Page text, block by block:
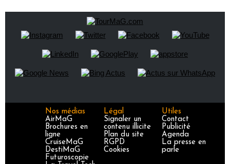
Nos médias
AirMaG
Brochures en
ligne
CruiseMaG
DestiMaG
Futuroscopie
Légal
Signaler un
contenu illicite
Plan du site
RGPD
Cookies
Utiles
Contact
Publicité
Agenda
La presse en
parle